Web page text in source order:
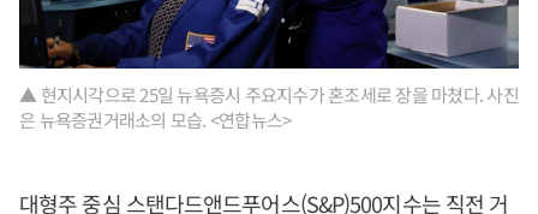
▲ 현지시각으로 25일 뉴욕증시 주요지수가 혼조세로 장을 마쳤다. 사진
은 뉴욕증권거래소의 모습. <연합뉴스>
대형주 중심 스탠다드앤드푸어스(S&P)500지수는 직전 거